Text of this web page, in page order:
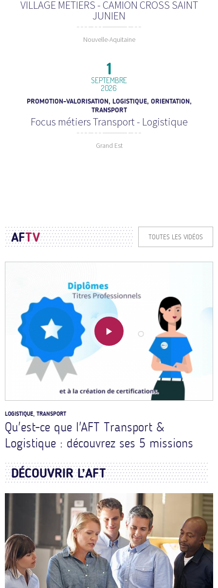
VILLAGE METIERS - CAMION CROSS SAINT
JUNIEN
Nouvelle-Aquitaine
1
SEPTEMBRE
2026
PROMOTION-VALORISATION, LOGISTIQUE, ORIENTATION,
TRANSPORT
Focus métiers Transport - Logistique
Grand Est
AFTV TOUTES LES VIDÉOS
LOGISTIQUE, TRANSPORT
Qu'est-ce que l'AFT Transport &
Logistique : découvrez ses 5 missions
DÉCOUVRIR L’AFT